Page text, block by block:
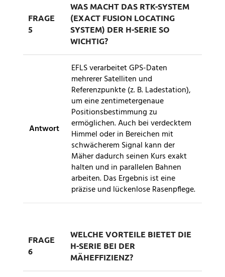
FRAGE
5
WAS MACHT DAS RTK-SYSTEM
(EXACT FUSION LOCATING
SYSTEM) DER H-SERIE SO
WICHTIG?
Antwort
EFLS verarbeitet GPS-Daten
mehrerer Satelliten und
Referenzpunkte (z. B. Ladestation),
um eine zentimetergenaue
Positionsbestimmung zu
ermöglichen. Auch bei verdecktem
Himmel oder in Bereichen mit
schwächerem Signal kann der
Mäher dadurch seinen Kurs exakt
halten und in parallelen Bahnen
arbeiten. Das Ergebnis ist eine
präzise und lückenlose Rasenpflege.
FRAGE
6
WELCHE VORTEILE BIETET DIE
H-SERIE BEI DER
MÄHEFFIZIENZ?